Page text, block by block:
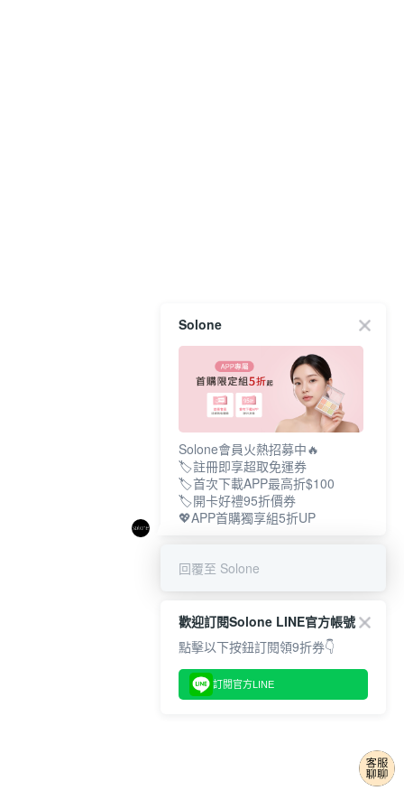
Solone
Solone會員火熱招募中🔥
🏷️註冊即享超取免運券
🏷️首次下載APP最高折$100
🏷️開卡好禮95折價券
💖APP首購獨享組5折UP
回覆至 Solone
歡迎訂閱Solone LINE官方帳號
點擊以下按鈕訂閱領9折券👇
訂閱官方LINE